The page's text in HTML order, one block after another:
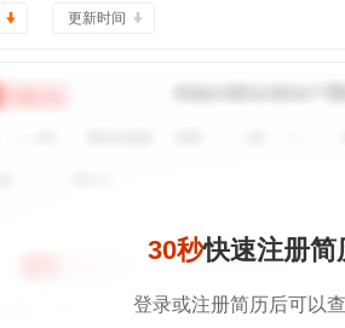
更新时间
30秒快速注册简
登录或注册简历后可以